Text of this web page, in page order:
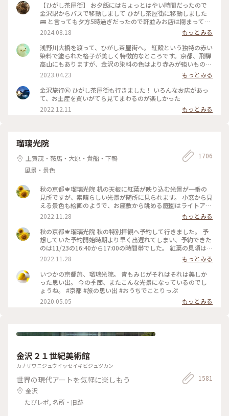
【ひがし茶屋街】 お夕飯にはちょっとはやい時間だったので
金沢駅からバスで移動しまして ひがし茶屋街に移動しました
🚌 と言っても夕方5時過ぎだったので軒並みお店は閉まってる
ー😱 お目当てだったカフェも金箔ソフトも油取り紙も買えな
いのー⁈😭な様子でしたが 食べ歩きやお買い物ができない代わ
りに 夕方になりだいぶ涼しくなった古い街並みを 観光客少な
めで堪能できたのでそれはそれでヨシです👍 賑やかなひがし
茶屋街はまた今度のお楽しみに取っておくとして 昔の風情を
堪能しつつ夕涼みのお散歩になりました🚶🚶‍♀️ （2024.8.11） #
古い街並み #ひがし茶屋街 #ひゃくまんさん #夕涼み #お散歩 #
北陸応援旅 #ドライブ旅 #金沢 #ことりっぷ金沢 #クラシカル
な街 #ことりっぷ旅2024
2024.08.18
もっとみる
浅野川大橋を渡って、ひがし茶屋街へ。 紅殻という独特の赤い
染料で塗られた格子が美しく特徴的なところです。京都、飛騨
高山にもありますが、金沢の染料の色はより赤みが強いものだ
そう。 茶屋街以外でも、市内のあちこちでこの木虫籠(きむす
こ)と呼ばれる、むしかごのような細い格子を見かけました。
風情があり素敵です。 東料亭組合の前を通ると、芸妓さんの三
味線のお稽古の音が聞こえてきました。 石畳の上をのんびり
金沢 #私のことりっぷ旅 #レトロな街
2023.04.23
もっとみる
金沢旅行⑥ ひがし茶屋街も行きました！ いろんなお店があっ
て、お土産を買いがてら見てまわるのが楽しかった
2022.12.11
もっとみる
瑠璃光院
上賀茂・鞍馬・大原・貴船・下鴨
風景・景色
1706
秋の京都🍁瑠璃光院 机の天板に紅葉が映り込む光景が一番の
見所ですが、素晴らしい光景が随所に見られます。 小窓から見
える景色も絵画のようで、お座敷から眺める庭園はライトアッ
プされてさらに雅です✨ 拝観が終わり、山門をくぐって振り返
ると、こちらも美しくライトアップされていました🍁♥️
2022.11.23 #秋いろとりどり #Myことりっぷ #瑠璃光院 #紅葉
狩り #紅葉 #京都
2022.11.28
もっとみる
秋の京都🍁瑠璃光院 秋の特別拝観へ予約して行きました。 予
想していた予約開始時期より早く出遅れてしまい、予約できた
のは11/23の16:40から17:00の時間帯でした。 紅葉の見頃はど
うかしら。昼でもなく夜でもなく。どんなふうに見えるんだろ
うと不安でしたが、薄暗くなってライトアップも始まった頃。
予想していた以上の素晴らしい風景がひろがっていました✨ 新
緑の頃とはまた違って雅な世界✨ 皆さんお行儀よく、机で満足
のいく写真を撮ったら後ろに並んでいる人に代わります。 敷居
を額縁に見立てて遠目から写真を撮ろうとしたら避けてくださ
ったり。 最初、夫は「春にも行ったのに」とブツブツ文句を
2022.11.28
もっとみる
いつかの京都旅、瑠璃光院。 青もみじがそれはそれは美しか
った思い出。 今の季節、またこんな光景になっているのでし
ょうね。 #京都 #旅の思い出 #おうちでことりっぷ
2020.05.05
もっとみる
金沢２１世紀美術館
カナザワニジュウイッセイキビジュツカン
世界の現代アートを気軽に楽しもう
金沢
たびレポ, 名所・旧跡
1581